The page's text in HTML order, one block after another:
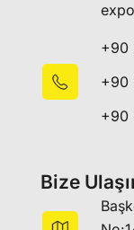
+90
+90
+90
Bize